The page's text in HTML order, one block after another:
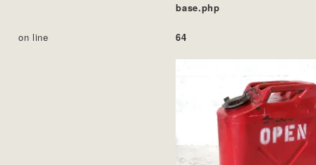
base.php
on line 64